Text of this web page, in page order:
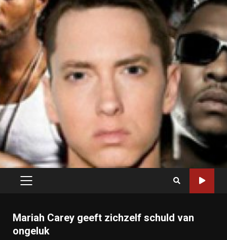
PRIMARY
Mariah Carey geeft zichzelf schuld van
ongeluk